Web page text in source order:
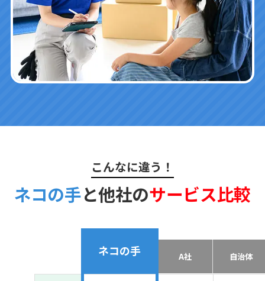
こんなに違う！
ネコの手と他社のサービス比較
ネコの手 A社 自治体